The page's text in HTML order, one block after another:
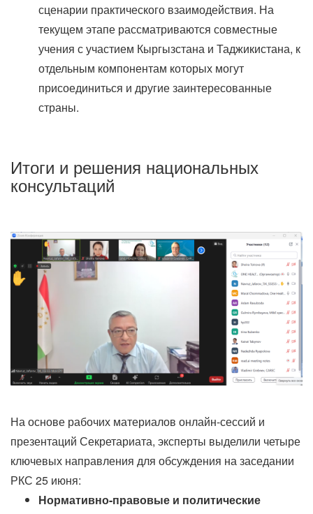
сценарии практического взаимодействия. На
текущем этапе рассматриваются совместные
учения с участием Кыргызстана и Таджикистана, к
отдельным компонентам которых могут
присоединиться и другие заинтересованные
страны.
Итоги и решения национальных
консультаций
На основе рабочих материалов онлайн-сессий и
презентаций Секретариата, эксперты выделили четыре
ключевых направления для обсуждения на заседании
РКС 25 июня:
Нормативно-правовые и политические